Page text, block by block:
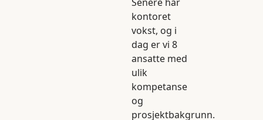
kontoret
vokst, og i
dag er vi 8
ansatte med
ulik
kompetanse
og
prosjektbakgrunn.